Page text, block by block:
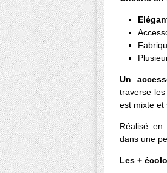
Un
traverse
est mixte et
Réalisé en
dans une
Les +